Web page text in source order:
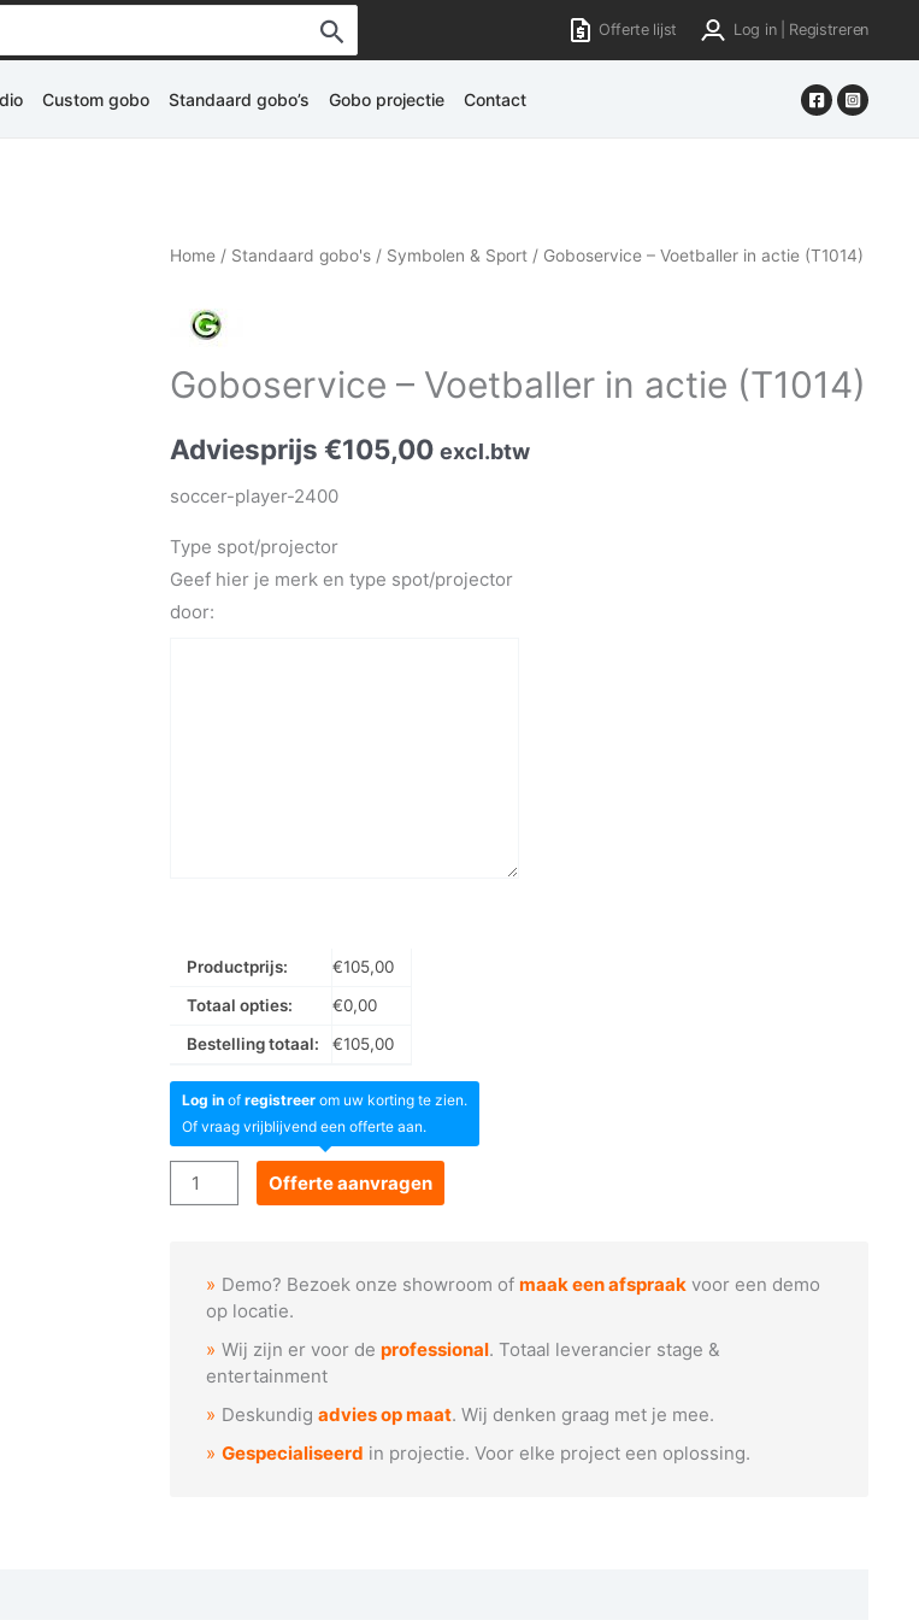
Offerte lijst Log in | Registreren
Custom gobo Standaard gobo’s Gobo projectie Contact
Home / Standaard gobo's / Symbolen & Sport / Goboservice – Voetballer in actie (T1014)
Goboservice – Voetballer in actie (T1014)
Adviesprijs€105,00 excl.btw
soccer-player-2400
Type spot/projector
Geef hier je merk en type spot/projector
door:
Productprijs: €105,00
Totaal opties:
€0,00
Bestelling totaal:
€105,00
Log in ofregistreer om uw korting te zien.
Of vraag vrijblijvend een offerte aan.
Goboservice
-
actie
(T1014)
aantal
Offerte aanvragen
Demo? Bezoek onze showroom ofmaak een afspraak voor een demo
op locatie.
Wij zijn er voor deprofessional. Totaal leverancier stage &
entertainment
Deskundigadvies op maat. Wij denken graag met je mee.
Gespecialiseerd in projectie. Voor elke project een oplossing.